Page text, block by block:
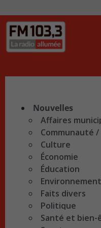
Nouvelles
Affaires
Communauté /
Culture
Économie
Éducation
Environnement
Faits divers
Politique
Santé et bien-